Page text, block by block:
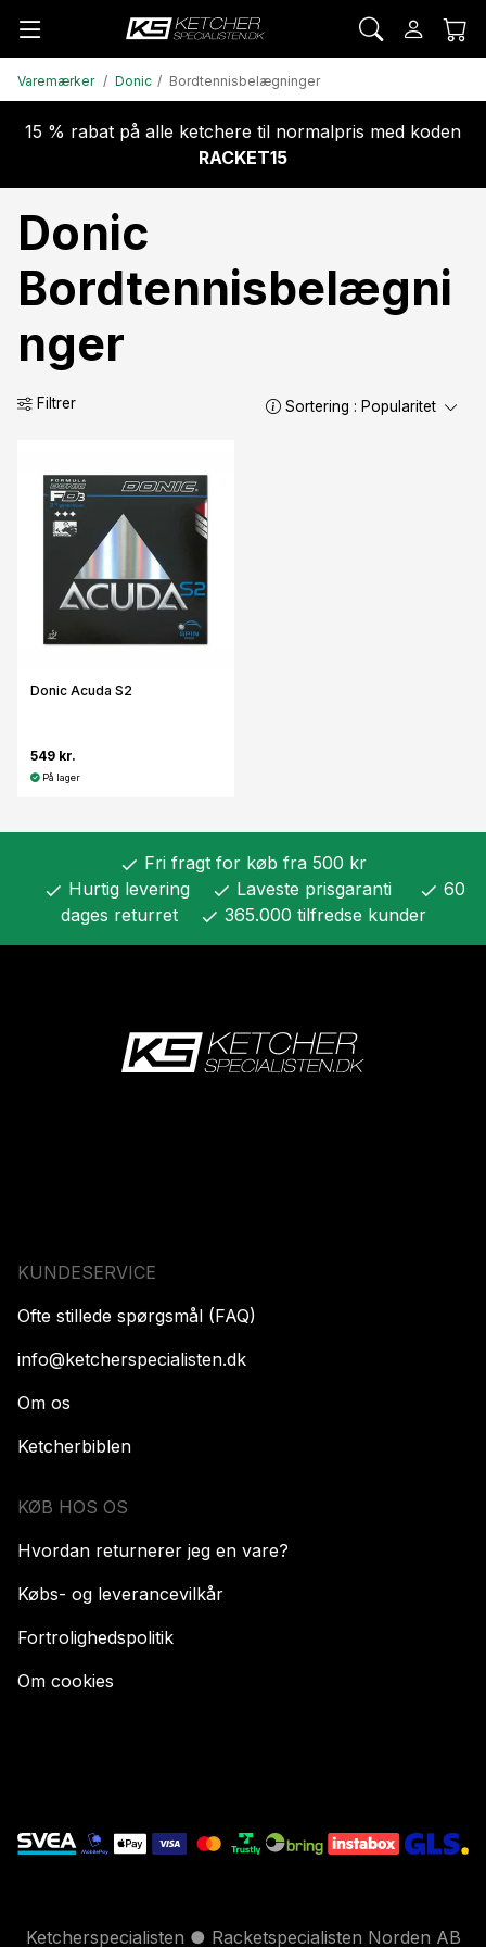
Varemærker Donic Bordtennisbelægninger
15 % rabat på alle ketchere til normalpris med koden
RACKET15
Donic
Bordtennisbelægni
nger
Filtrer Sortering : Popularitet
Donic Acuda S2
549 kr.
På lager
check Fri fragt for køb fra 500 kr
check Hurtig levering check Laveste prisgaranti check 60
dages returret
check 365.000 tilfredse kunder
KUNDESERVICE
Ofte stillede spørgsmål (FAQ)
info@ketcherspecialisten.dk
Om os
Ketcherbiblen
KØB HOS OS
Hvordan returnerer jeg en vare?
Købs- og leverancevilkår
Fortrolighedspolitik
Om cookies
Ketcherspecialisten ● Racketspecialisten Norden AB